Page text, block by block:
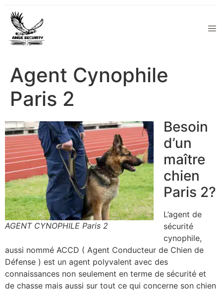
Agent Cynophile
Paris 2
AGENT CYNOPHILE Paris 2
Besoin
d’un
maître
chien
Paris 2?
L’agent de
sécurité
cynophile,
aussi nommé ACCD ( Agent Conducteur de Chien de
Défense ) est un agent polyvalent avec des
connaissances non seulement en terme de sécurité et
de chasse mais aussi sur tout ce qui concerne son chien